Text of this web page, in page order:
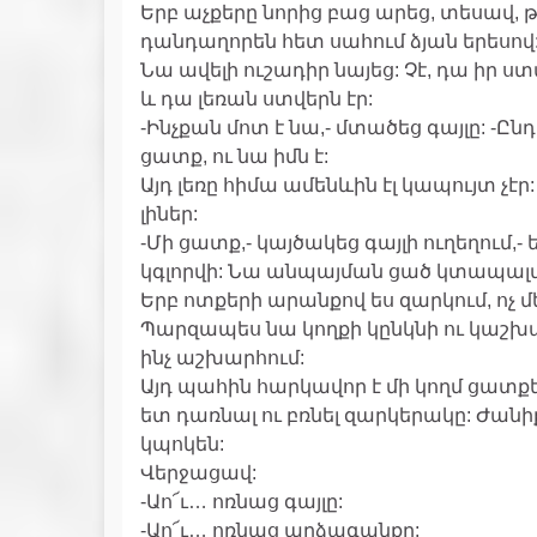
Երբ աչքերը նորից բաց արեց, տեսավ,
դանդաղորեն հետ սահում ձյան
Նա ավելի ուշադիր նայեց: Չէ, դա իր
և դա լեռան ստվերն էր:
-Ինչքան մոտ է նա,- մտածեց գայլը: -
ցատք, ու նա իմն է:
Այդ լեռը հիմա ամենևին էլ կապույտ
լիներ:
-Մի ցատք,- կայծակեց գայլի
կգլորվի: Նա անպայման ցած
Երբ ոտքերի արանքով ես զարկում, ոչ
Պարզապես նա կողքի կընկնի ու
ինչ աշխարհում:
Այդ պահին հարկավոր է մի կողմ
ետ դառնալ ու բռնել զարկերակը:
կպոկեն:
Վերջացավ:
-Աո՜ւ… ոռնաց գայլը:
-Աո՜ւ… ոռնաց արձագանքը: